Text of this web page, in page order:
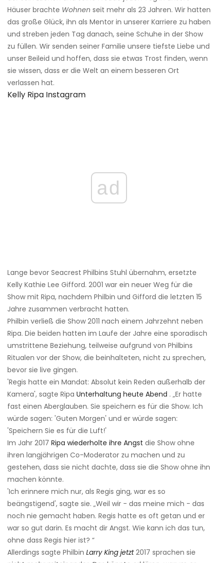
Häuser brachte Wohnen seit mehr als 23 Jahren. Wir hatten
das große Glück, ihn als Mentor in unserer Karriere zu haben
und streben jeden Tag danach, seine Schuhe in der Show
zu füllen. Wir senden seiner Familie unsere tiefste Liebe und
unser Beileid und hoffen, dass sie etwas Trost finden, wenn
sie wissen, dass er die Welt an einem besseren Ort
verlassen hat.
Kelly Ripa Instagram
ad
Lange bevor Seacrest Philbins Stuhl übernahm, ersetzte
Kelly Kathie Lee Gifford. 2001 war ein neuer Weg für die
Show mit Ripa, nachdem Philbin und Gifford die letzten 15
Jahre zusammen verbracht hatten.
Philbin verließ die Show 2011 nach einem Jahrzehnt neben
Ripa. Die beiden hatten im Laufe der Jahre eine sporadisch
umstrittene Beziehung, teilweise aufgrund von Philbins
Ritualen vor der Show, die beinhalteten, nicht zu sprechen,
bevor sie live gingen.
'Regis hatte ein Mandat: Absolut kein Reden außerhalb der
Kamera', sagte Ripa Unterhaltung heute Abend . „Er hatte
fast einen Aberglauben. Sie speichern es für die Show. Ich
würde sagen: 'Guten Morgen' und er würde sagen:
'Speichern Sie es für die Luft!'
Im Jahr 2017 Ripa wiederholte ihre Angst die Show ohne
ihren langjährigen Co-Moderator zu machen und zu
gestehen, dass sie nicht dachte, dass sie die Show ohne ihn
machen könnte.
'Ich erinnere mich nur, als Regis ging, war es so
beängstigend', sagte sie. „Weil wir - das meine mich - das
noch nie gemacht haben. Regis hatte es oft getan und er
war so gut darin. Es macht dir Angst. Wie kann ich das tun,
ohne dass Regis hier ist? “
Allerdings sagte Philbin Larry King jetzt 2017 sprachen sie